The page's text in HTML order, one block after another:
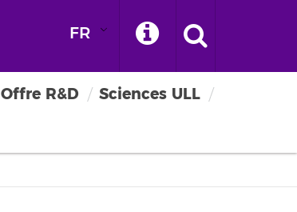
FR
Offre R&D
Sciences ULL